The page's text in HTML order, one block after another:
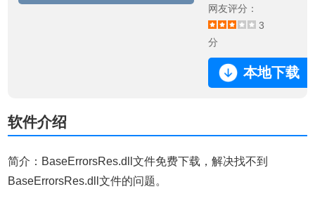
网友评分：
3
分
本地下载
软件介绍
简介：BaseErrorsRes.dll文件免费下载，解决找不到
BaseErrorsRes.dll文件的问题。